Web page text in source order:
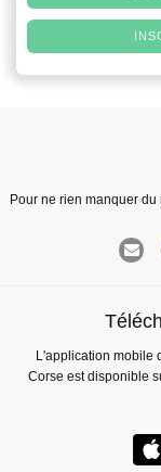
Pour ne rien manquer
L'application mobile
Corse est disponible